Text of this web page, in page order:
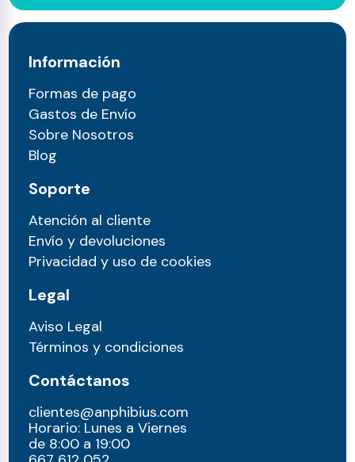
Información
Formas de pago
Gastos de Envío
Sobre Nosotros
Blog
Soporte
Atención al cliente
Envío y devoluciones
Privacidad y uso de cookies
Legal
Aviso Legal
Términos y condiciones
Contáctanos
clientes@anphibius.com
Horario: Lunes a Viernes
de 8:00 a 19:00